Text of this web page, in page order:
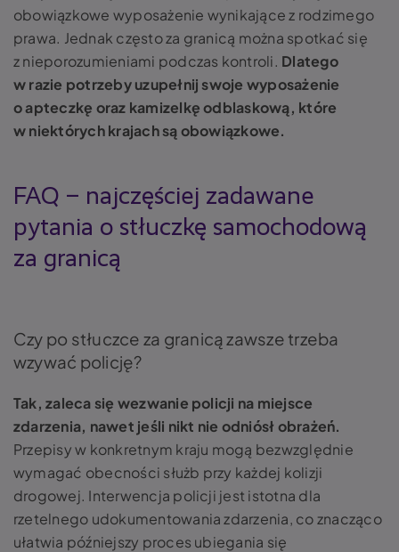
obowiązkowe wyposażenie wynikające z rodzimego
prawa. Jednak często za granicą można spotkać się
z nieporozumieniami podczas kontroli. Dlatego
w razie potrzeby uzupełnij swoje wyposażenie
o apteczkę oraz kamizelkę odblaskową, które
w niektórych krajach są obowiązkowe.
FAQ – najczęściej zadawane
pytania o stłuczkę samochodową
za granicą
Czy po stłuczce za granicą zawsze trzeba
wzywać policję?
Tak, zaleca się wezwanie policji na miejsce
zdarzenia, nawet jeśli nikt nie odniósł obrażeń.
Przepisy w konkretnym kraju mogą bezwzględnie
wymagać obecności służb przy każdej kolizji
drogowej. Interwencja policji jest istotna dla
rzetelnego udokumentowania zdarzenia, co znacząco
ułatwia późniejszy proces ubiegania się